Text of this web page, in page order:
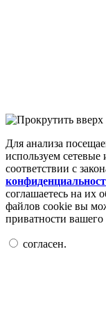
Для анализа
используем
соответствии с
соглашаетесь на их
файлов cookie вы
приватности вашего
согласен.